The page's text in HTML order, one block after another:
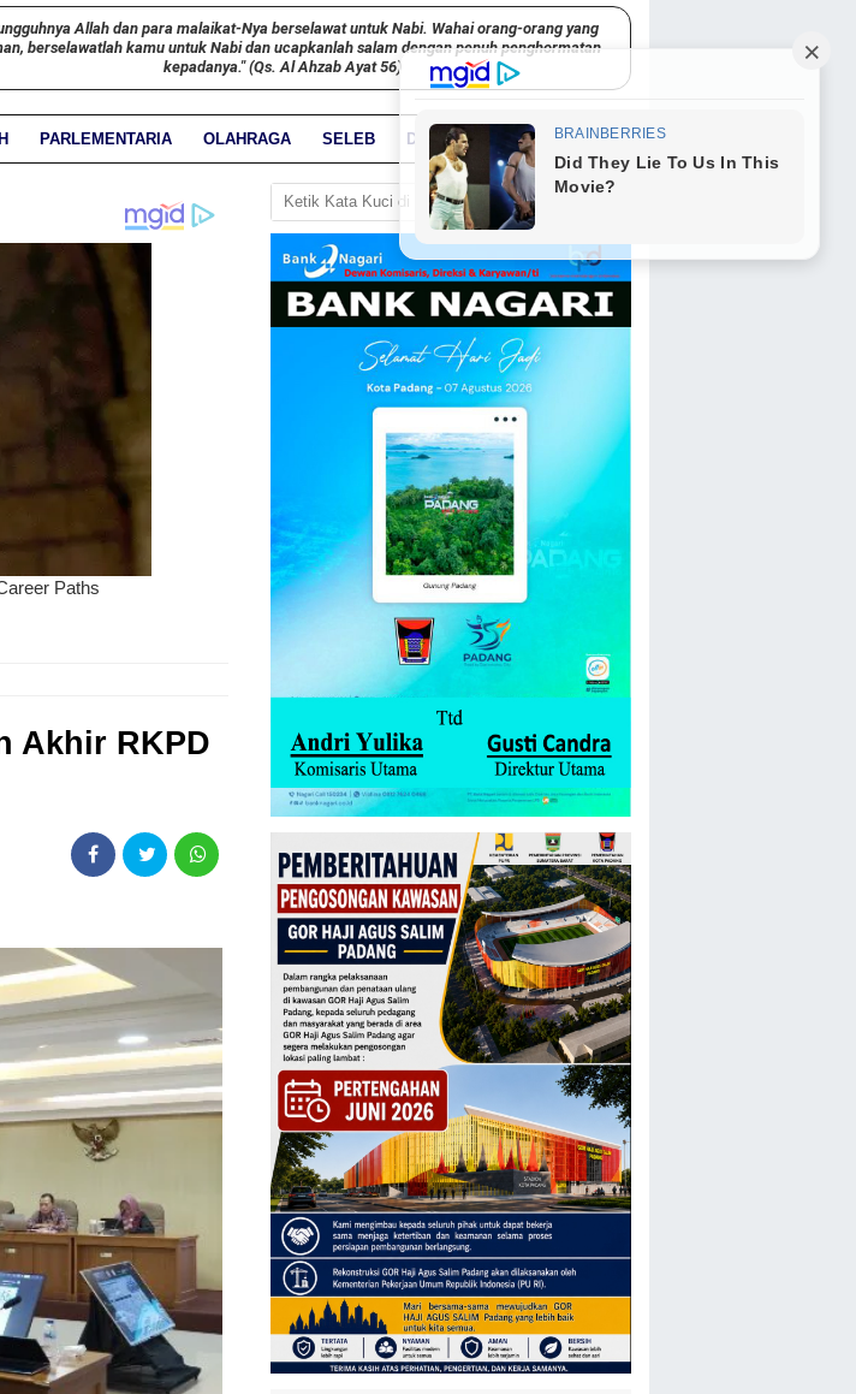
Allah dan para malaikat-Nya berselawat untuk Nabi. Wahai orang-orang yang
berselawatlah kamu untuk Nabi dan ucapkanlah salam dengan penuh penghormatan
kepadanya." (Qs. Al Ahzab Ayat 56)
PARLEMENTARIA OLAHRAGA SELEB DUNIA PARIWARA
Akhir RKPD